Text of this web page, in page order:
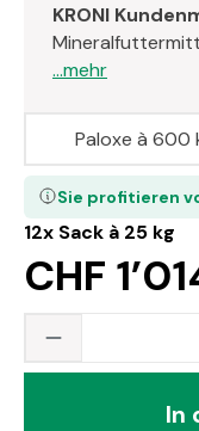
KRONI
...mehr
12x Sack à 25 kg
CHF
Sie profitieren
Paloxe à 600
Produkt
In